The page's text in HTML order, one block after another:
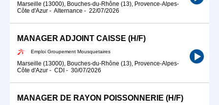
Marseille (13000), Bouches-du-Rhône (13), Provence-Alpes-
Côte d'Azur - Alternance - 22/07/2026
MANAGER ADJOINT CAISSE (H/F)
Emploi Groupement Mousquetaires
Marseille (13000), Bouches-du-Rhône (13), Provence-Alpes-
Côte d'Azur - CDI - 30/07/2026
MANAGER DE RAYON POISSONNERIE (H/F)